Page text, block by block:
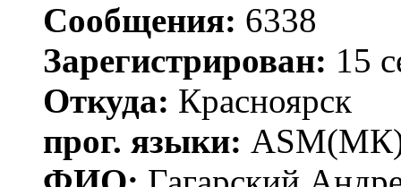
Сообщения: 6338
Зарегистрирован: 15
Откуда: Красноярск
прог. языки: